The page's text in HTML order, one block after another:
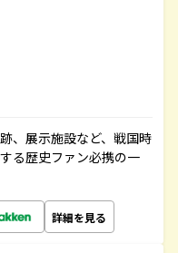
、展示施設など、戦国時
る歴史ファン必携の一
詳細を見る